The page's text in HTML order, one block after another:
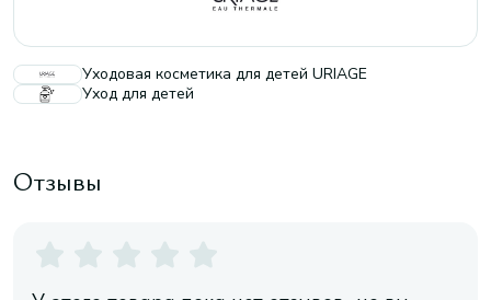
Уходовая косметика для детей URIAGE
Уход для детей
Отзывы